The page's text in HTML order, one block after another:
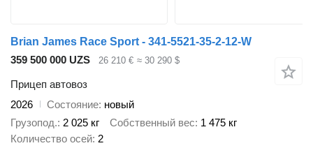
Brian James Race Sport - 341-5521-35-2-12-W
359 500 000 UZS
26 210 € ≈ 30 290 $
Прицеп автовоз
2026
Состояние новый
Грузопод. 2 025 кг Собственный вес 1 475 кг
Количество осей 2